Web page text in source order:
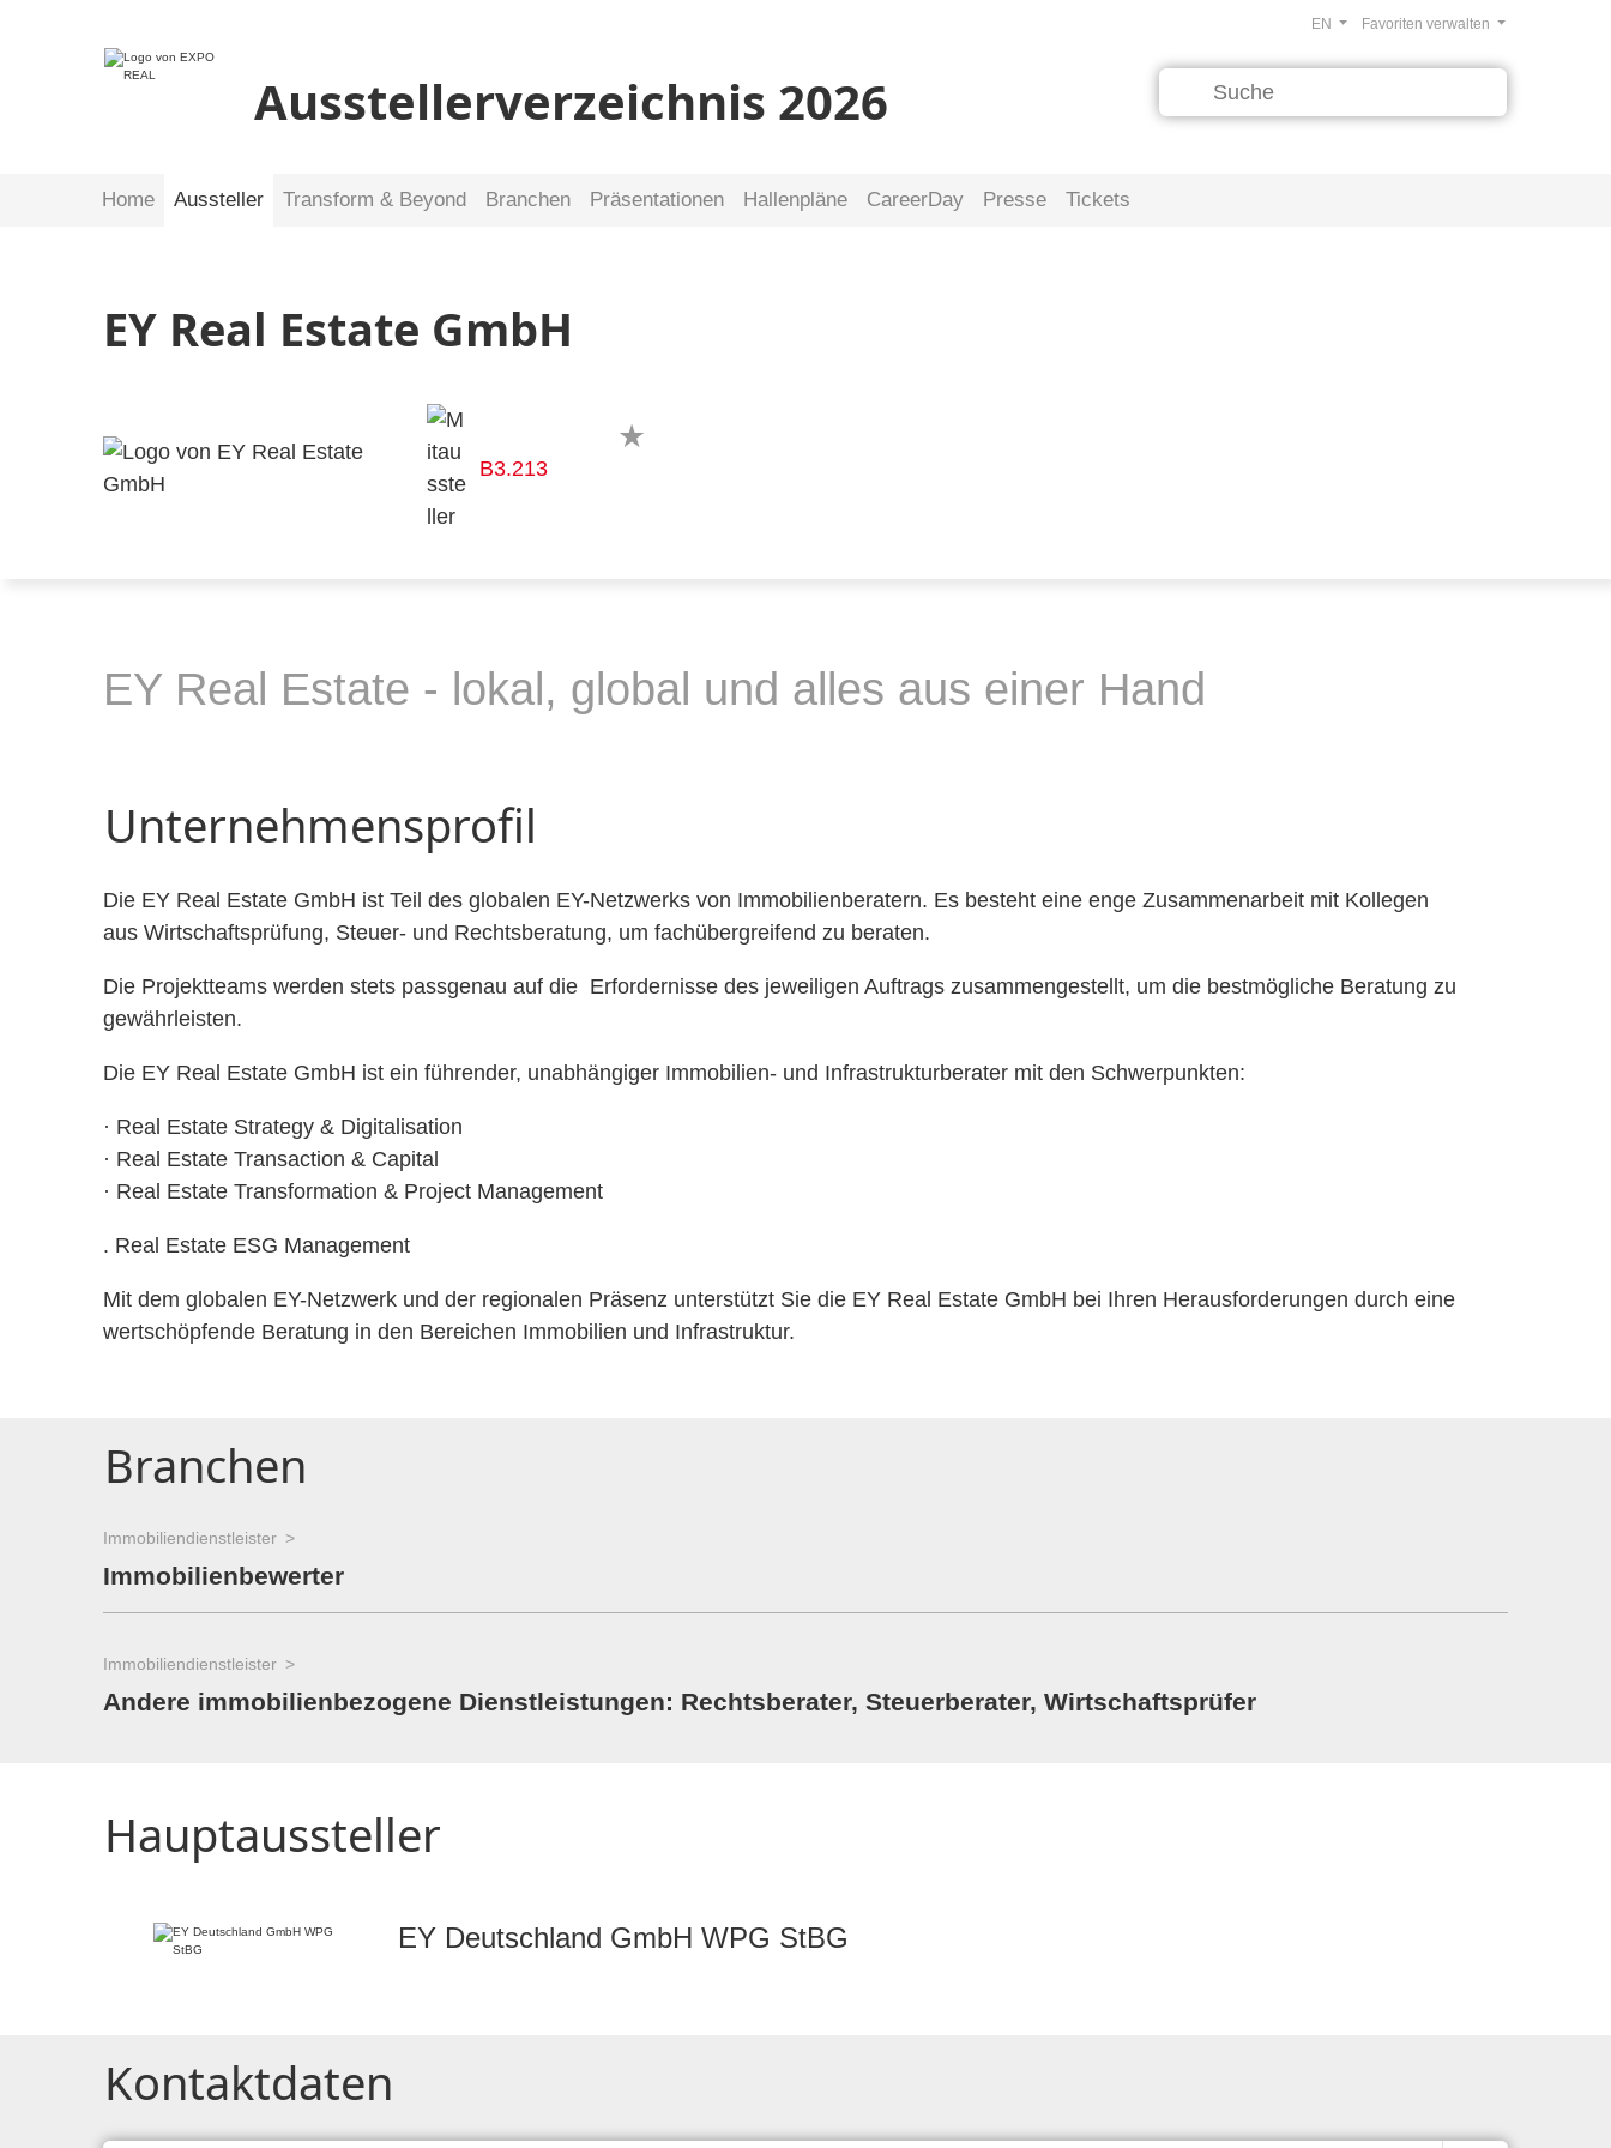
Ausstellerverzeichnis 2026
Favoriten verwalten
EN
Home Aussteller Transform & Beyond Branchen Präsentationen Hallenpläne CareerDay Presse Tickets
EY Real Estate GmbH
B3.213
EY Real Estate - lokal, global und alles aus einer Hand
Unternehmensprofil
Die EY Real Estate GmbH ist Teil des globalen EY-Netzwerks von Immobilienberatern. Es besteht eine enge Zusammenarbeit mit Kollegen
aus Wirtschaftsprüfung, Steuer- und Rechtsberatung, um fachübergreifend zu beraten.
Die Projektteams werden stets passgenau auf die Erfordernisse des jeweiligen Auftrags zusammengestellt, um die bestmögliche Beratung zu
gewährleisten.
Die EY Real Estate GmbH ist ein führender, unabhängiger Immobilien- und Infrastrukturberater mit den Schwerpunkten:
· Real Estate Strategy & Digitalisation
· Real Estate Transaction & Capital
· Real Estate Transformation & Project Management
. Real Estate ESG Management
Mit dem globalen EY-Netzwerk und der regionalen Präsenz unterstützt Sie die EY Real Estate GmbH bei Ihren Herausforderungen durch eine
wertschöpfende Beratung ​in den Bereichen Immobilien ​und Infrastruktur.​
Branchen
Immobiliendienstleister
Immobilienbewerter
Immobiliendienstleister
Andere immobilienbezogene Dienstleistungen: Rechtsberater, Steuerberater, Wirtschaftsprüfer
Hauptaussteller
EY Deutschland GmbH WPG StBG
Kontaktdaten